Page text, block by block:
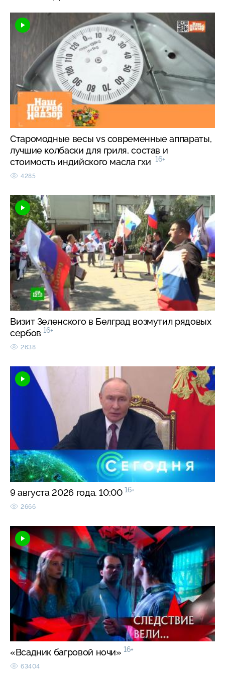
Старомодные весы vs современные аппараты,
лучшие колбаски для гриля, состав и
стоимость индийского масла гхи 16+
4285
Визит Зеленского в Белград возмутил рядовых
сербов 16+
2638
9 августа 2026 года. 10:00 16+
2666
«Всадник багровой ночи» 16+
63404